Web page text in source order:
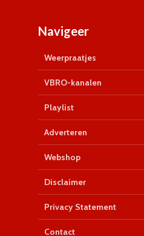
Navigeer
Weerpraatjes
VBRO-kanalen
Playlist
Adverteren
Webshop
Disclaimer
Privacy Statement
Contact